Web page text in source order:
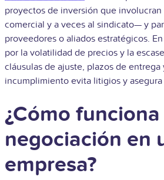
proyectos de inversión que involucran
comercial y a veces al sindicato— y
proveedores o aliados estratégicos.
por la volatilidad de precios y la
cláusulas de ajuste, plazos de
incumplimiento evita litigios y
¿Cómo funciona
negociación en
empresa?